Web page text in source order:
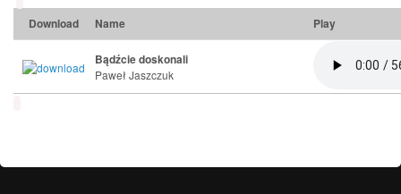
Download Name Play
Bądźcie doskonali
Paweł Jaszczuk